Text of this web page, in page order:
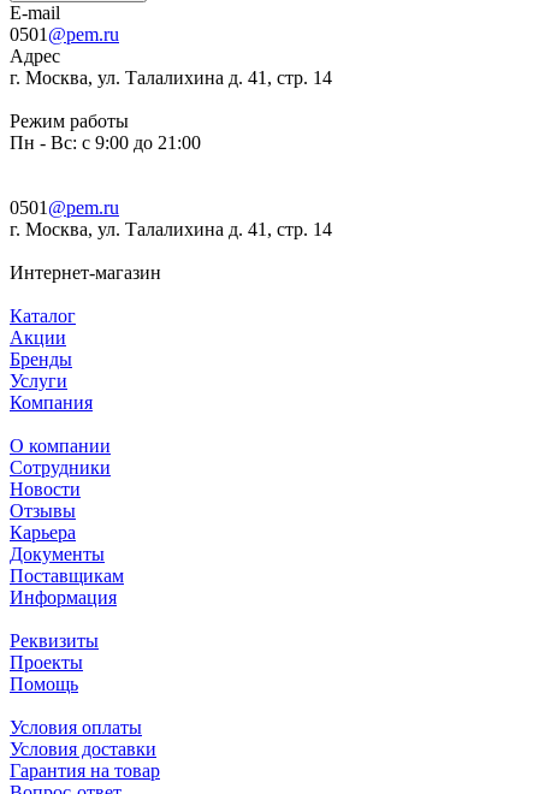
E-mail
0501 @pem.ru
Адрес
г. Москва, ул. Талалихина д. 41, стр. 14
Режим работы
Пн - Вс: с 9:00 до 21:00
0501 @pem.ru
г. Москва, ул. Талалихина д. 41, стр. 14
Интернет-магазин
Каталог
Акции
Бренды
Услуги
Компания
О компании
Сотрудники
Новости
Отзывы
Карьера
Документы
Поставщикам
Информация
Реквизиты
Проекты
Помощь
Условия оплаты
Условия доставки
Гарантия на товар